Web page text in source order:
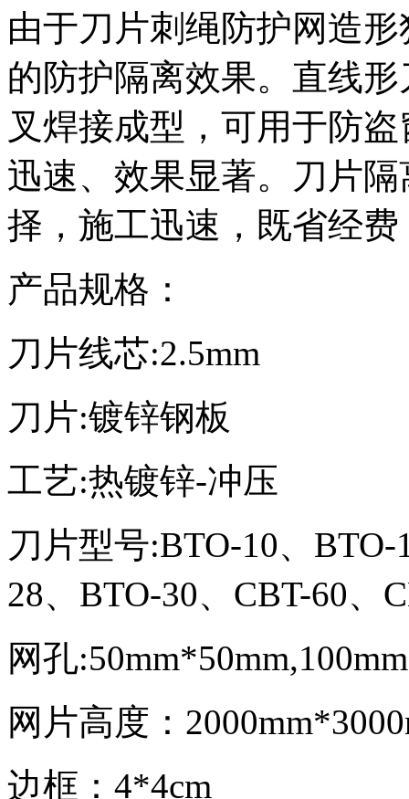
由于刀片刺绳防护网造
的防护隔离效果。直线
叉焊接成型，可用于防
迅速、效果显著。刀片
择，施工迅速，既省经
产品规格：
刀片线芯:2.5mm
刀片:镀锌钢板
工艺:热镀锌-冲压
刀片型号:BTO-10、
28、BTO-30、CBT-60
网孔
网片高度：
边框：4*4cm